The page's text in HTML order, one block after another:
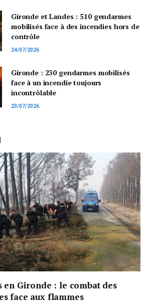
Gironde et Landes : 510 gendarmes
mobilisés face à des incendies hors de
contrôle
24/07/2026
Gironde : 230 gendarmes mobilisés
face à un incendie toujours
incontrôlable
23/07/2026
en Gironde : le combat des
face aux flammes